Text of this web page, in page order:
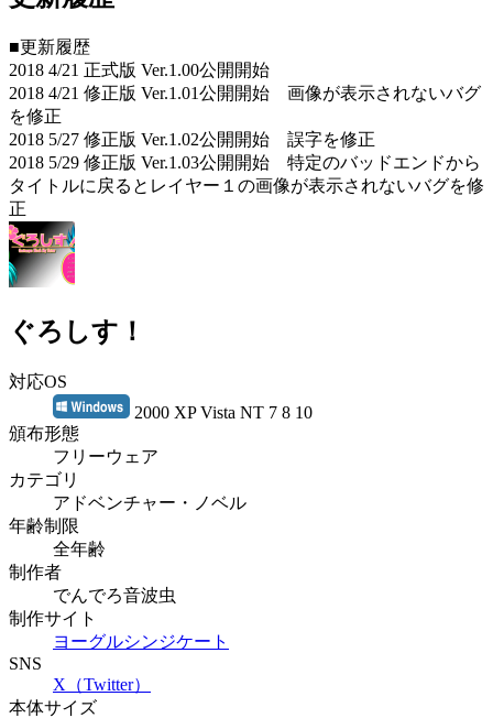
■更新履歴
2018 4/21 正式版 Ver.1.00公開開始
2018 4/21 修正版 Ver.1.01公開開始 画像が表示されないバグ
を修正
2018 5/27 修正版 Ver.1.02公開開始 誤字を修正
2018 5/29 修正版 Ver.1.03公開開始 特定のバッドエンドから
タイトルに戻るとレイヤー１の画像が表示されないバグを修
正
ぐろしす！
対応OS
2000 XP Vista NT 7 8 10
頒布形態
フリーウェア
カテゴリ
アドベンチャー・ノベル
年齢制限
全年齢
制作者
でんでろ音波虫
制作サイト
ヨーグルシンジケート
SNS
X（Twitter）
本体サイズ